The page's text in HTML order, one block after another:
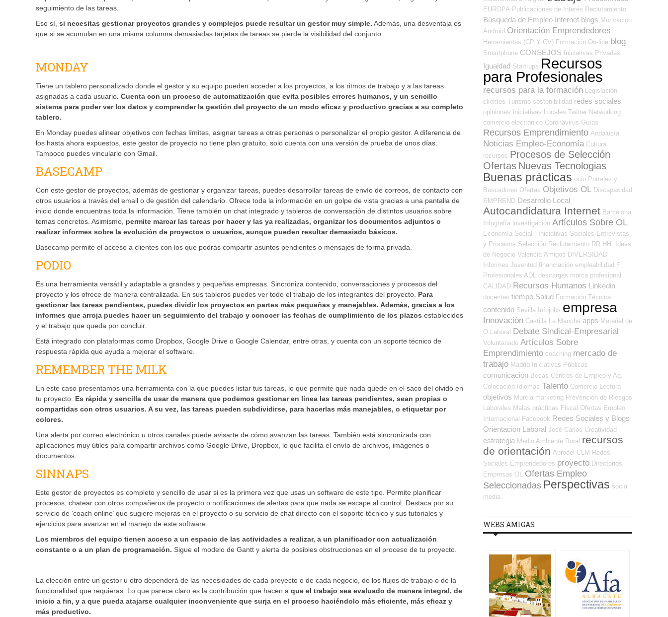
seguimiento de las tareas.
Eso sí, si necesitas gestionar proyectos grandes y complejos puede resultar un gestor muy simple. Además, una desventaja es
que si se acumulan en una misma columna demasiadas tarjetas de tareas se pierde la visibilidad del conjunto.
MONDAY
Tiene un tablero personalizado donde el gestor y su equipo pueden acceder a los proyectos, a los ritmos de trabajo y a las tareas
asignadas a cada usuario. Cuenta con un proceso de automatización que evita posibles errores humanos, y un sencillo
sistema para poder ver los datos y comprender la gestión del proyecto de un modo eficaz y productivo gracias a su completo
tablero.
En Monday puedes alinear objetivos con fechas límites, asignar tareas a otras personas o personalizar el propio gestor. A diferencia de
los hasta ahora expuestos, este gestor de proyecto no tiene plan gratuito, solo cuenta con una versión de prueba de unos días.
Tampoco puedes vincularlo con Gmail.
BASECAMP
Con este gestor de proyectos, además de gestionar y organizar tareas, puedes desarrollar tareas de envío de correos, de contacto con
otros usuarios a través del email o de gestión del calendario. Ofrece toda la información en un golpe de vista gracias a una pantalla de
inicio donde encuentras toda la información. Tiene también un chat integrado y tableros de conversación de distintos usuarios sobre
temas concretos. Asimismo, permite marcar las tareas por hacer y las ya realizadas, organizar los documentos adjuntos o
realizar informes sobre la evolución de proyectos o usuarios, aunque pueden resultar demasiado básicos.
Basecamp permite el acceso a clientes con los que podrás compartir asuntos pendientes o mensajes de forma privada.
PODIO
Es una herramienta versátil y adaptable a grandes y pequeñas empresas. Sincroniza contenido, conversaciones y procesos del
proyecto y los ofrece de manera centralizada. En sus tableros puedes ver todo el trabajo de los integrantes del proyecto. Para
gestionar las tareas pendientes, puedes dividir los proyectos en partes más pequeñas y manejables. Además, gracias a los
informes que arroja puedes hacer un seguimiento del trabajo y conocer las fechas de cumplimiento de los plazos establecidos
y el trabajo que queda por concluir.
Está integrado con plataformas como Dropbox, Google Drive o Google Calendar, entre otras, y cuenta con un soporte técnico de
respuesta rápida que ayuda a mejorar el software.
REMEMBER THE MILK
En este caso presentamos una herramienta con la que puedes listar tus tareas, lo que permite que nada quede en el saco del olvido en
tu proyecto. Es rápida y sencilla de usar de manera que podemos gestionar en línea las tareas pendientes, sean propias o
compartidas con otros usuarios. A su vez, las tareas pueden subdividirse, para hacerlas más manejables, o etiquetar por
colores.
Una alerta por correo electrónico u otros canales puede avisarte de cómo avanzan las tareas. También está sincronizada con
aplicaciones muy útiles para compartir archivos como Google Drive, Dropbox, lo que facilita el envío de archivos, imágenes o
documentos.
SINNAPS
Este gestor de proyectos es completo y sencillo de usar si es la primera vez que usas un software de este tipo. Permite planificar
procesos, chatear con otros compañeros de proyecto o notificaciones de alertas para que nada se escape al control. Destaca por su
servicio de ‘coach online’ que sugiere mejoras en el proyecto o su servicio de chat directo con el soporte técnico y sus tutoriales y
ejercicios para avanzar en el manejo de este software.
Los miembros del equipo tienen acceso a un espacio de las actividades a realizar, a un planificador con actualización
constante o a un plan de programación. Sigue el modelo de Gantt y alerta de posibles obstrucciones en el proceso de tu proyecto.
La elección entre un gestor u otro dependerá de las necesidades de cada proyecto o de cada negocio, de los flujos de trabajo o de la
funcionalidad que requieras. Lo que parece claro es la contribución que hacen a que el trabajo sea evaluado de manera integral, de
inicio a fin, y a que pueda atajarse cualquier inconveniente que surja en el proceso haciéndolo más eficiente, más eficaz y
más productivo.
EUROPA Publicaciones de Interés Reclutamiento
Búsqueda de Empleo Internet blogs Motivación
Android Orientación Emprendedores
Herramientas (CP Y CV) Formación On-line blog
Smartphone CONSEJOS Iniciativas Privadas
Igualdad Start-ups Recursos
para Profesionales
recursos para la formación
Legislación
clientes Turismo sostenibilidad redes sociales
opiniones Iniciativas Locales Twitter Networking
comercio electrónico Coronavirus Guías
Recursos Emprendimiento Andalucía
Noticias Empleo-Economía Cultura
recursos Procesos de Selección
Ofertas Nuevas Tecnologias
Buenas prácticas ocio Portales y
Buscadores Ofertas Objetivos OL Discapacidad
EMPREND Desarrollo Local
Autocandidatura Internet Barcelona
Infografía investigación Artículos Sobre OL
Economía Social - Iniciativas Sociales Entrevistas
y Procesos Selección Reclutamiento RR.HH.
Ideas
de Negocio Valencia Amigos DIVERSIDAD
Informes Juventud financiación empleabilidad F
Profesionales ADL
descargas marca profesional
CALIDAD Recursos Humanos Linkedin
docentes tiempo Salud Formación Técnica
contenido Sevilla Infojobs empresa
Innovación Castilla La Mancha apps Material de
O.Laboral Debate Sindical-Empresarial
Voluntariado Artículos Sobre
Emprendimiento coaching mercado de
trabajo Madrid Iniciativas Públicas
comunicación Becas Centros de Empleo y Ag.
Colocación
Idiomas Talento Comercio Lectura
objetivos Murcia marketing Prevención de Riesgos
Laborales Malas prácticas Fiscal Ofertas Empleo
Internacional
Facebook Redes Sociales y Blogs
Orientación Laboral José Carlos Creatividad
estrategia Medio Ambiente Rural recursos
de orientación Aprodel CLM Redes
Sociales Emprendedores proyecto Directorios
Empresas OL
Ofertas Empleo
Seleccionadas Perspectivas social
media
WEBS AMIGAS